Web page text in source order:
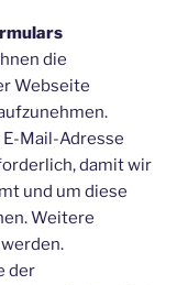
die
Webseite
Mail-Adresse
damit wir
und um diese
Weitere
der